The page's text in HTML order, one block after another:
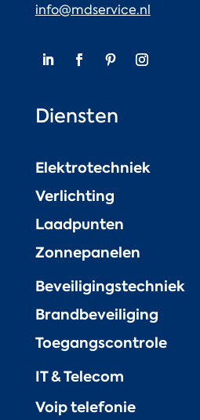
info@mdservice.nl
Diensten
Elektrotechniek
Verlichting
Laadpunten
Zonnepanelen
Beveiligingstechniek
Brandbeveiliging
Toegangscontrole
IT & Telecom
Voip telefonie